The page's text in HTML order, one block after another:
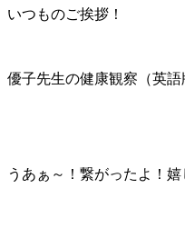
いつものご挨拶！
優子先生の健康観察（英語
うあぁ～！繋がったよ！嬉